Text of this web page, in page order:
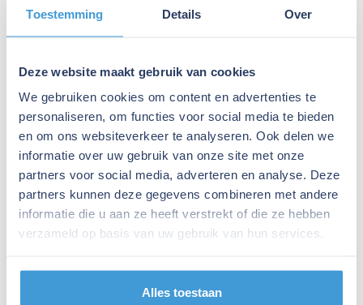
Toestemming Details Over
Deze website maakt gebruik van cookies
We gebruiken cookies om content en advertenties te
personaliseren, om functies voor social media te bieden
en om ons websiteverkeer te analyseren. Ook delen we
informatie over uw gebruik van onze site met onze
partners voor social media, adverteren en analyse. Deze
partners kunnen deze gegevens combineren met andere
informatie die u aan ze heeft verstrekt of die ze hebben
verzameld op basis van uw gebruik van hun services.
Alles toestaan
leningen of het aangaan van samenwerkingen.
Gemoedsrust:Met een kredietverzekering hoef je je
Kredietverzekering: Wel of niet?
Of een kredietverzekering voor jou de juiste keuze is,
hangt af van verschillende factoren:
Omvang van het risico:Heb je veel klanten met grote
uitstaande bedragen? Dan kan een kredietverzekering
zeer waardevol zijn.
Kosten:Een kredietverzekering kost geld. Je moet dus
afwegen of de premie opweegt tegen het risico van